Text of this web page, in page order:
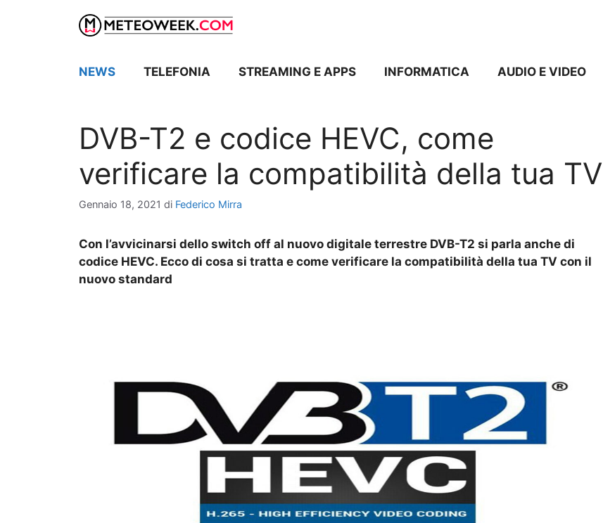
NEWS TELEFONIA STREAMING E APPS INFORMATICA AUDIO E VIDEO
DVB-T2 e codice HEVC, come
verificare la compatibilità della tua TV
Gennaio 18, 2021 di Federico Mirra
Con l’avvicinarsi dello switch off al nuovo digitale terrestre DVB-T2 si parla anche di
codice HEVC. Ecco di cosa si tratta e come verificare la compatibilità della tua TV con il
nuovo standard